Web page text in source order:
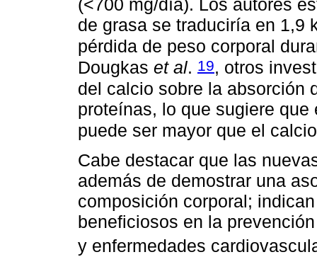
(<700 mg/día). Los autores
de grasa se traduciría en 1,9
pérdida de peso corporal
Dougkas et al. 19, otros
del calcio sobre la absorción
proteínas, lo que sugiere
puede ser mayor que el
Cabe destacar que las
además de demostrar una
composición corporal;
beneficiosos en la
y enfermedades